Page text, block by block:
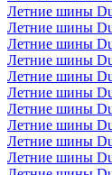
Летние шины
Летние шины
Летние шины
Летние шины
Летние шины
Летние шины
Летние шины
Летние шины
Летние шины
Летние шины